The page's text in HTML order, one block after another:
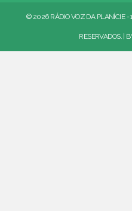
© 2026 RÁDIO VOZ DA PLANÍCIE -
RESERVADOS. |